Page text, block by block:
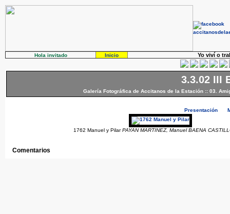
Hola invitado Inicio Yo viví o
3.3.02 III
Galería Fotográfica de Accitanos de la Estación :: 03.
Presentación
1762 Manuel y PilarPAYAN MARTINEZ, Manuel BAENA
Comentarios